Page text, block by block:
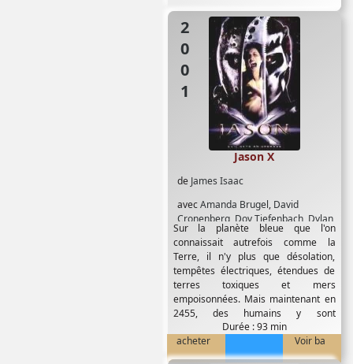
2001
de James Isaac
avecAmanda Brugel, David
Cronenberg, Dov Tiefenbach, Dylan
Bierk,Jonathan Potts,Kane Hodder,
Kristi Angus
,Lexa Doig Lisa Ryder
Melyssa Ade Peter Mensah,Yanni
Gellman
Jason X
Sur la planète bleue que l'on
connaissait autrefois comme la
Terre, il n'y plus que désolation,
tempêtes électriques, étendues de
terres toxiques et mers
empoisonnées. Mais maintenant en
2455, des humains y sont
retournés...Durée : 93 min
acheter
Voir ba